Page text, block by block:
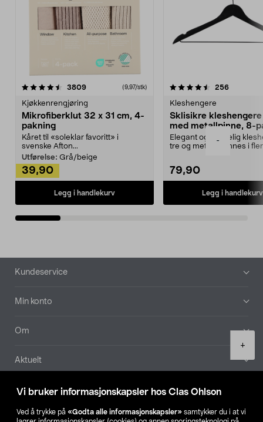
Vi bruker informasjonskapsler hos Clas Ohlson
Ved å trykke på «Godta alle informasjonskapsler» samtykker du i at vi
-
+
3809anmeldelser(9,97/stk)
Kjøkkenrengjøring
Mikrofiberklut 32 x 31 cm, 4-
pakning
Kåret til «soleklar favoritt» i
svenske Afton...
Utførelse: Grå/beige
39,90
Legg i handlekurv
4.5av 5 stjerner 256
Kleshengere
Sklisikre
med metallpinne, 8-
Elegant og skikkelig
tre og metall – finnes i
79,90
Legg i handlekurv
4.5av 5 stjerner
Bunntekst
Kundeservice
Min konto
Om
Aktuelt
Våre selskaper
Finn din butikk